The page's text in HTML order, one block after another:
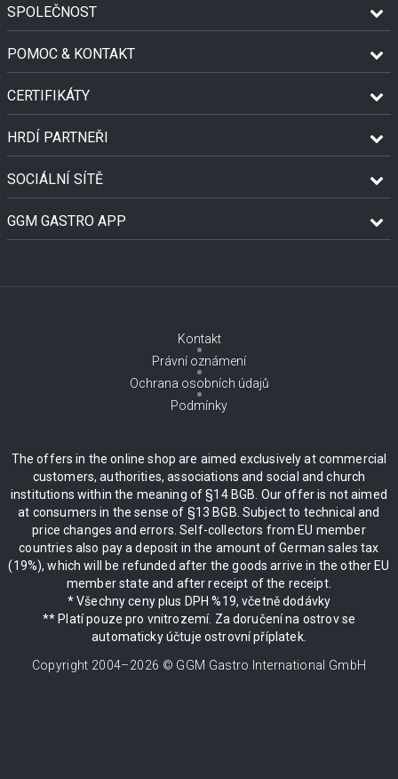
SPOLEČNOST
POMOC & KONTAKT
CERTIFIKÁTY
HRDÍ PARTNEŘI
SOCIÁLNÍ SÍTĚ
GGM GASTRO APP
Kontakt
Právní oznámení
Ochrana osobních údajů
Podmínky
The offers in the online shop are aimed exclusively at commercial
customers, authorities, associations and social and church
institutions within the meaning of §14 BGB. Our offer is not aimed
at consumers in the sense of §13 BGB. Subject to technical and
price changes and errors. Self-collectors from EU member
countries also pay a deposit in the amount of German sales tax
(19%), which will be refunded after the goods arrive in the other EU
member state and after receipt of the receipt.
* Všechny ceny plus DPH %19, včetně dodávky
** Platí pouze pro vnitrozemí. Za doručení na ostrov se
automaticky účtuje ostrovní příplatek.
Copyright 2004–2026 © GGM Gastro International GmbH